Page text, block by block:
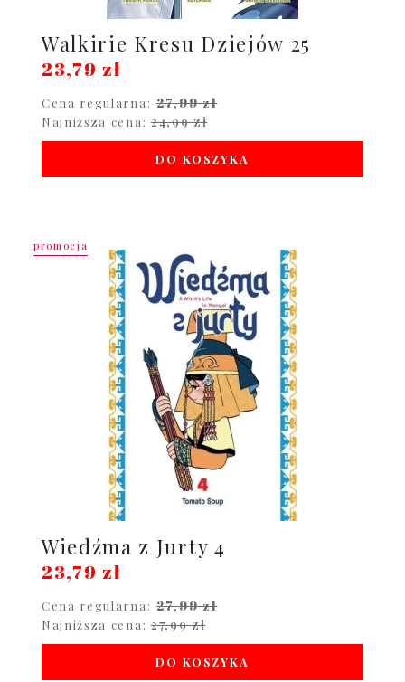
Walkirie Kresu Dziejów 25
23,79 zł
Cena regularna: 27,99 zł
Najniższa cena: 24,99 zł
DO KOSZYKA
Wiedźma z Jurty 4
23,79 zł
Cena regularna: 27,99 zł
Najniższa cena: 27,99 zł
DO KOSZYKA
promocja